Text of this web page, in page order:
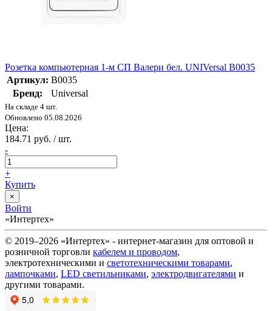
Розетка компьютерная 1-м СП Валери бел. UNIVersal В0035
Артикул: В0035
Бренд:
Universal
На складе 4 шт.
Обновлено 05.08.2026
Цена:
184.71 руб. / шт.
-
+
Купить
×
Войти
«Интертех»
© 2019–2026 «Интертех» - интернет-магазин для оптовой и
розничной торговли кабелем и проводом,
электротехническими и светотехническими товарами,
лампочками, LED светильниками, электродвигателями и
другими товарами.